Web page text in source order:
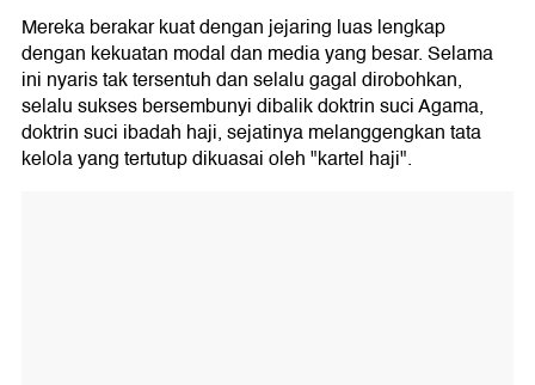
Mereka berakar kuat dengan jejaring luas lengkap
dengan kekuatan modal dan media yang besar. Selama
ini nyaris tak tersentuh dan selalu gagal dirobohkan,
selalu sukses bersembunyi dibalik doktrin suci Agama,
doktrin suci ibadah haji, sejatinya melanggengkan tata
kelola yang tertutup dikuasai oleh "kartel haji".